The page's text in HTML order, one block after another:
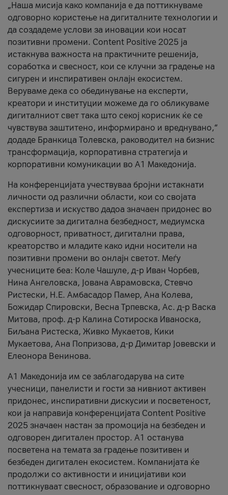
„Наша мисија како компанија е да поттикнуваме
одговорно користење на дигиталните технологии и
да создадеме услови за иновации кои носат
позитивни промени. Content Positive 2025 ја
истакнува важноста на практичните решенија,
соработка и свесност, кои се клучни за градење на
сигурен и инспиративен онлајн екосистем.
Веруваме дека со обединување на експерти,
креатори и институции можеме да го обликуваме
дигиталниот свет така што секој корисник ќе се
чувствува заштитено, информирано и вреднувано,“
додаде Бранкица Толевска, раководител на бизнис
трансформација, корпоративна стратегија и
корпоративни комуникации во А1 Македонија.
На конференцијата учествуваа бројни истакнати
личности од различни области, кои со својата
експертиза и искуство дадоа значаен придонес во
дискусиите за дигитална безбедност, медиумска
одговорност, приватност, дигитални права,
креаторство и младите како идни носители на
позитивни промени во онлајн светот. Меѓу
учесниците беа: Коле Чашуле, д-р Иван Чорбев,
Нина Ангеловска, Јована Аврамовска, Стевчо
Ристески, Н.Е. Амбасадор Памер, Ана Колева,
Божидар Спировски, Весна Трпевска, Ас. д-р Васка
Митова, проф. д-р Калина Сотироска Иваноска,
Биљана Ристеска, Живко Мукаетов, Кики
Мукаетова, Ана Попризова, д-р Димитар Јовевски и
Елеонора Венинова.
А1 Македонија им се заблагодарува на сите
учесници, панелисти и гости за нивниот активен
придонес, инспиративни дискусии и посветеност,
кои ја направија конференцијата Content Positive
2025 значаен настан за промоција на безбеден и
одговорен дигитален простор. А1 останува
посветена на темата за градење позитивен и
безбеден дигитален екосистем. Компанијата ќе
продолжи со активности и иницијативи кои
поттикнуваат свесност, образование и одговорно